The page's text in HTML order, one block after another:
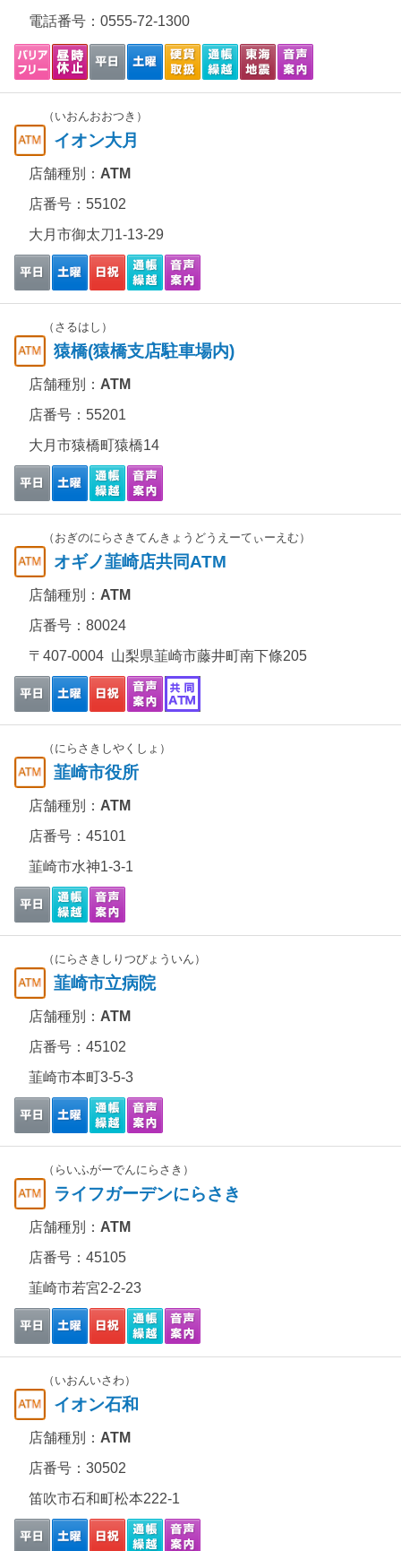
電話番号： 0555-72-1300
（いおんおおつき）
イオン大月
店舗種別： ATM
店番号：55102
大月市御太刀1-13-29
（さるはし）
猿橋(猿橋支店駐車場内)
店舗種別： ATM
店番号：55201
大月市猿橋町猿橋14
（おぎのにらさきてんきょうどうえーてぃーえむ）
オギノ韮崎店共同ATM
店舗種別： ATM
店番号：80024
〒407-0004 山梨県韮崎市藤井町南下條205
（にらさきしやくしょ）
韮崎市役所
店舗種別： ATM
店番号：45101
韮崎市水神1-3-1
（にらさきしりつびょういん）
韮崎市立病院
店舗種別： ATM
店番号：45102
韮崎市本町3-5-3
（らいふがーでんにらさき）
ライフガーデンにらさき
店舗種別： ATM
店番号：45105
韮崎市若宮2-2-23
（いおんいさわ）
イオン石和
店舗種別： ATM
店番号：30502
笛吹市石和町松本222-1